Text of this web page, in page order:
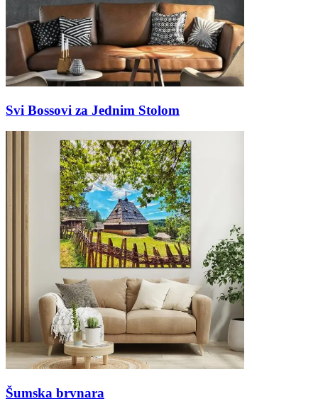
Svi Bossovi za Jednim Stolom
Šumska brvnara